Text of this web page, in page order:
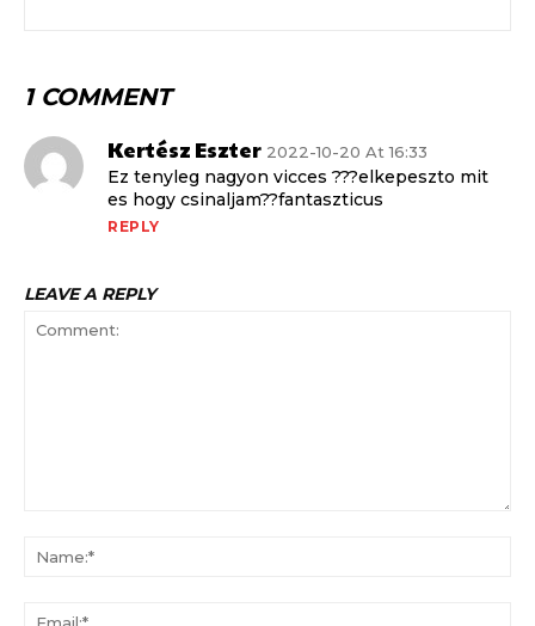
1 COMMENT
Kertész Eszter 2022-10-20 At 16:33
Ez tenyleg nagyon vicces ???elkepeszto mit
es hogy csinaljam??fantaszticus
REPLY
LEAVE A REPLY